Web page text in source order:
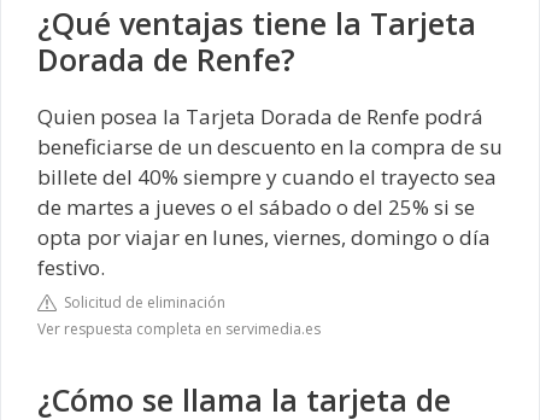
¿Qué ventajas tiene la Tarjeta
Dorada de Renfe?
Quien posea la Tarjeta Dorada de Renfe podrá
beneficiarse de un descuento en la compra de su
billete del 40% siempre y cuando el trayecto sea
de martes a jueves o el sábado o del 25% si se
opta por viajar en lunes, viernes, domingo o día
festivo.
Solicitud de eliminación
Ver respuesta completa en servimedia.es
¿Cómo se llama la tarjeta de